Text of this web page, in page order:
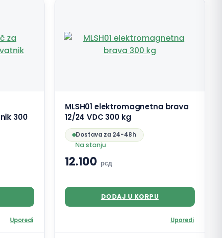
300
Uporedi
MLSH01 elektromagnetna brava
12/24 VDC 300 kg
Dostava za 24-48h
Na stanju
12.100 рсд
DODAJ U KORPU
Uporedi